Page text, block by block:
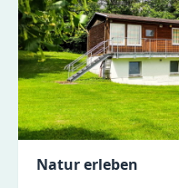
Natur erleben